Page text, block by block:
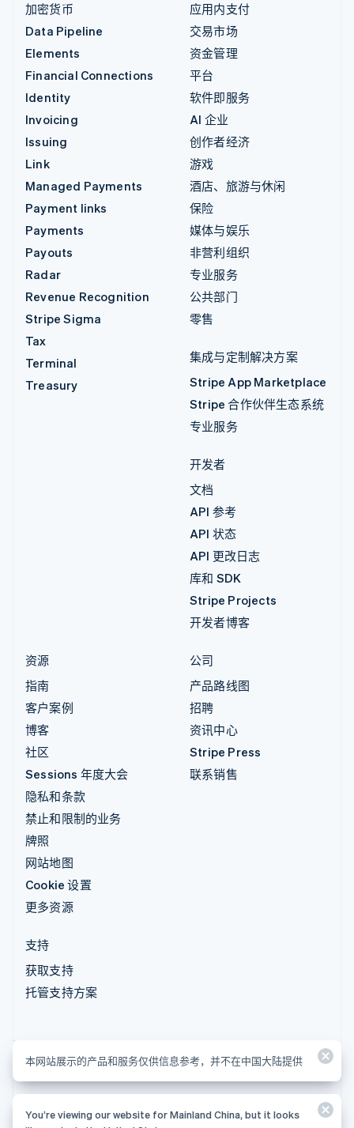
加密货币
Data Pipeline
Elements
Financial Connections
Identity
Invoicing
Issuing
Link
Managed Payments
Payment links
Payments
Payouts
Radar
Revenue Recognition
Stripe Sigma
Tax
Terminal
Treasury
应用内支付
交易市场
资金管理
平台
软件即服务
AI 企业
创作者经济
游戏
酒店、旅游与休闲
保险
媒体与娱乐
非营利组织
专业服务
公共部门
零售
集成与定制解决方案
Stripe App Marketplace
Stripe 合作伙伴生态系统
专业服务
开发者
文档
API 参考
API 状态
API 更改日志
库和 SDK
Stripe Projects
开发者博客
资源
指南
客户案例
博客
社区
Sessions 年度大会
隐私和条款
禁止和限制的业务
牌照
网站地图
Cookie 设置
更多资源
公司
产品路线图
招聘
资讯中心
Stripe Press
联系销售
支持
获取支持
托管支持方案
© 2026 Stripe, LLC
本网站展示的产品和服务仅供信息参考，并不在中国大陆提供
You’re viewing our website for Mainland China, but it looks